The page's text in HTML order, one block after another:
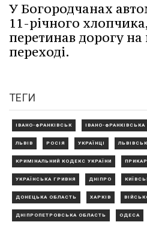
У Богородчанах
11-річного
перетинав дорогу
переході.
ТЕГИ
ІВАНО-ФРАНКІВСЬК ІВАНО-
ЛЬВІВ РОСІЯ УКРАЇНЦІ
КРИМІНАЛЬНИЙ КОДЕКС УКРАЇНИ
УКРАЇНСЬКА ГРИВНЯ ДНІПРО
ДОНЕЦЬКА ОБЛАСТЬ ХАРКІВ
ДНІПРОПЕТРОВСЬКА ОБЛАСТЬ ОДЕСА